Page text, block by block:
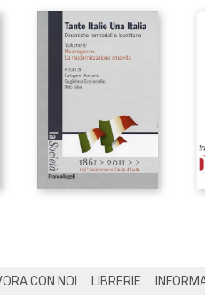
CON NOI LIBRERIE